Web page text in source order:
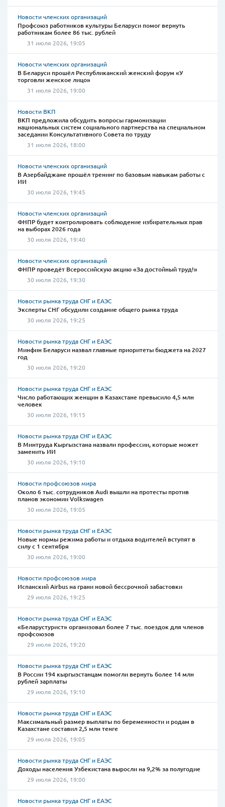
Новости членских организаций
Профсоюз работников культуры Беларуси помог вернуть
работникам более 86 тыс. рублей
31 июля 2026, 19:05
Новости членских организаций
В Беларуси прошёл Республиканский женский форум «У
торговли женское лицо»
31 июля 2026, 19:00
Новости ВКП
ВКП предложила обсудить вопросы гармонизации
национальных систем социального партнерства на специальном
заседании Консультативного Совета по труду
31 июля 2026, 18:00
Новости членских организаций
В Азербайджане прошёл тренинг по базовым навыкам работы с
ИИ
30 июля 2026, 19:45
Новости членских организаций
ФНПР будет контролировать соблюдение избирательных прав
на выборах 2026 года
30 июля 2026, 19:40
Новости членских организаций
ФНПР проведёт Всероссийскую акцию «За достойный труд!»
30 июля 2026, 19:30
Новости рынка труда СНГ и ЕАЭС
Эксперты СНГ обсудили создание общего рынка труда
30 июля 2026, 19:25
Новости рынка труда СНГ и ЕАЭС
Минфин Беларуси назвал главные приоритеты бюджета на 2027
год
30 июля 2026, 19:20
Новости рынка труда СНГ и ЕАЭС
Число работающих женщин в Казахстане превысило 4,5 млн
человек
30 июля 2026, 19:15
Новости рынка труда СНГ и ЕАЭС
В Минтруда Кыргызстана назвали профессии, которые может
заменить ИИ
30 июля 2026, 19:10
Новости профсоюзов мира
Около 6 тыс. сотрудников Audi вышли на протесты против
планов экономии Volkswagen
30 июля 2026, 19:05
Новости рынка труда СНГ и ЕАЭС
Новые нормы режима работы и отдыха водителей вступят в
силу с 1 сентября
30 июля 2026, 19:00
Новости профсоюзов мира
Испанский Airbus на грани новой бессрочной забастовки
29 июля 2026, 19:25
Новости рынка труда СНГ и ЕАЭС
«Беларустурист» организовал более 7 тыс. поездок для членов
профсоюзов
29 июля 2026, 19:20
Новости рынка труда СНГ и ЕАЭС
В России 194 кыргызстанцам помогли вернуть более 14 млн
рублей зарплаты
29 июля 2026, 19:10
Новости рынка труда СНГ и ЕАЭС
Максимальный размер выплаты по беременности и родам в
Казахстане составил 2,5 млн тенге
29 июля 2026, 19:05
Новости рынка труда СНГ и ЕАЭС
Доходы населения Узбекистана выросли на 9,2% за полугодие
29 июля 2026, 19:00
Новости рынка труда СНГ и ЕАЭС